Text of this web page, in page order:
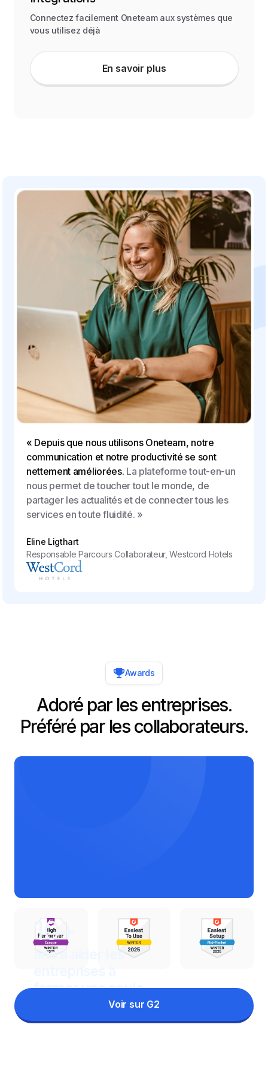
Connectez facilement Oneteam aux systèmes que
vous utilisez déjà
En savoir plus
« Depuis que nous utilisons Oneteam, notre
communication et notre productivité se sont
nettement améliorées. La plateforme tout-en-un
nous permet de toucher tout le monde, de
partager les actualités et de connecter tous les
services en toute fluidité. »
Eline Ligthart
Responsable Parcours Collaborateur, Westcord Hotels
Awards
Adoré par les entreprises.
Préféré par les collaborateurs.
10+
ans à aider les
former une seule
Voir sur G2